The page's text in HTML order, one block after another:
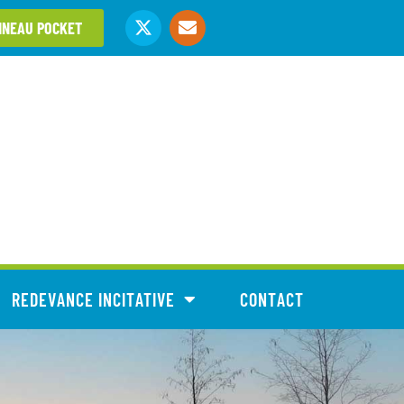
POCKET
REDEVANCE INCITATIVE CONTACT